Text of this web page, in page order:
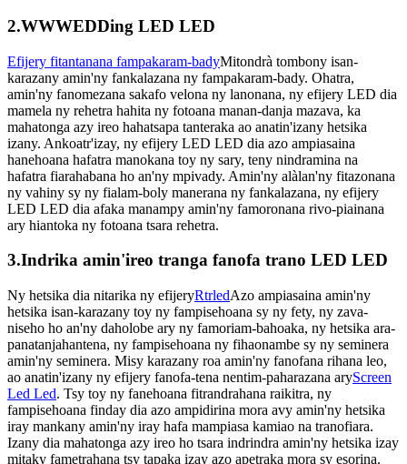
2.WWWEDDing LED LED
Efijery fitantanana fampakaram-badyMitondrà tombony isan-
karazany amin'ny fankalazana ny fampakaram-bady. Ohatra,
amin'ny fanomezana sakafo velona ny lanonana, ny efijery LED dia
mamela ny rehetra hahita ny fotoana manan-danja mazava, ka
mahatonga azy ireo hahatsapa tanteraka ao anatin'izany hetsika
izany. Ankoatr'izay, ny efijery LED LED dia azo ampiasaina
hanehoana hafatra manokana toy ny sary, teny nindramina na
hafatra fiarahabana ho an'ny mpivady. Amin'ny alàlan'ny fitazonana
ny vahiny sy ny fialam-boly manerana ny fankalazana, ny efijery
LED LED dia afaka manampy amin'ny famoronana rivo-piainana
ary hiantoka ny fotoana tsara rehetra.
3.Indrika amin'ireo tranga fanofa trano LED LED
Ny hetsika dia nitarika ny efijeryRtrledAzo ampiasaina amin'ny
hetsika isan-karazany toy ny fampisehoana sy ny fety, ny zava-
niseho ho an'ny daholobe ary ny famoriam-bahoaka, ny hetsika ara-
panatanjahantena, ny fampisehoana ny fihaonambe sy ny seminera
amin'ny seminera. Misy karazany roa amin'ny fanofana rihana leo,
ao anatin'izany ny efijery fanofa-tena nentim-paharazana aryScreen
Led Led. Tsy toy ny fanehoana fitrandrahana raikitra, ny
fampisehoana finday dia azo ampidirina mora avy amin'ny hetsika
iray mankany amin'ny iray hafa mampiasa kamiao na tranofiara.
Izany dia mahatonga azy ireo ho tsara indrindra amin'ny hetsika izay
mitaky fametrahana tsy tapaka izay azo apetraka mora sy esorina.